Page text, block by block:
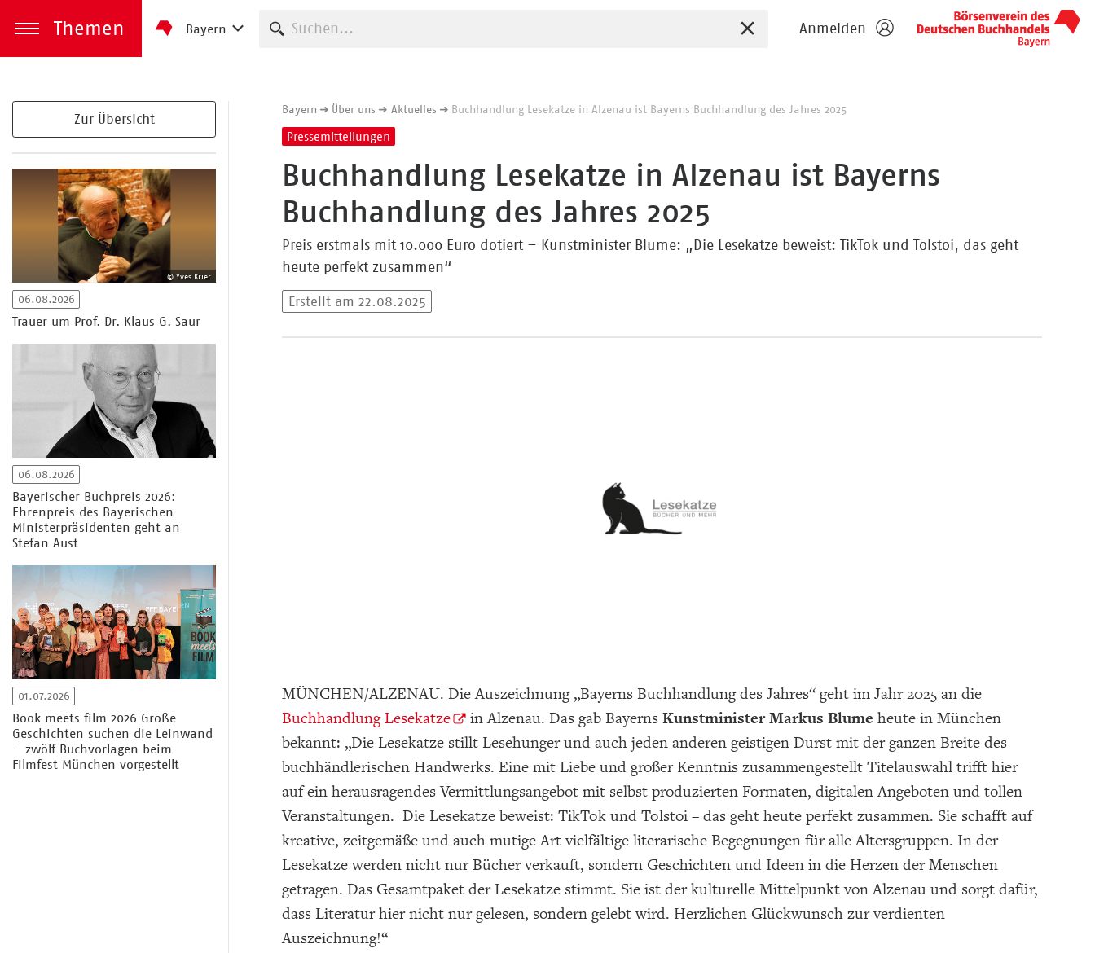
zum Inhalt springen
Themen
Menü öffnen
Bayern Suche starten Sucheingabe zurücksetzen
Anmelden
Bayern Über uns Aktuelles Buchhandlung Lesekatze in Alzenau ist Bayerns Buchhandlung des Jahres 2025
Pressemitteilungen
Buchhandlung Lesekatze in Alzenau ist Bayerns
Buchhandlung des Jahres 2025
Preis erstmals mit 10.000 Euro dotiert – Kunstminister Blume: „Die Lesekatze beweist: TikTok und Tolstoi, das geht
heute perfekt zusammen“
Erstellt am 22.08.2025
MÜNCHEN/ALZENAU. Die Auszeichnung „Bayerns Buchhandlung des Jahres“ geht im Jahr 2025 an die
Buchhandlung Lesekatze
in Alzenau. Das gab Bayerns Kunstminister Markus Blume heute in München
bekannt: „Die Lesekatze stillt Lesehunger und auch jeden anderen geistigen Durst mit der ganzen Breite des
buchhändlerischen Handwerks. Eine mit Liebe und großer Kenntnis zusammengestellt Titelauswahl trifft hier
auf ein herausragendes Vermittlungsangebot mit selbst produzierten Formaten, digitalen Angeboten und tollen
Veranstaltungen. Die Lesekatze beweist: TikTok und Tolstoi – das geht heute perfekt zusammen. Sie schafft auf
kreative, zeitgemäße und auch mutige Art vielfältige literarische Begegnungen für alle Altersgruppen. In der
Lesekatze werden nicht nur Bücher verkauft, sondern Geschichten und Ideen in die Herzen der Menschen
getragen. Das Gesamtpaket der Lesekatze stimmt. Sie ist der kulturelle Mittelpunkt von Alzenau und sorgt dafür,
dass Literatur hier nicht nur gelesen, sondern gelebt wird. Herzlichen Glückwunsch zur verdienten
Auszeichnung!“
Zur Übersicht
© Yves Krier
06.08.2026
Trauer um Prof. Dr. Klaus G. Saur
06.08.2026
Bayerischer Buchpreis 2026:
Ehrenpreis des Bayerischen
Ministerpräsidenten geht an
Stefan Aust
01.07.2026
Book meets film 2026 Große
Geschichten suchen die Leinwand
– zwölf Buchvorlagen beim
Filmfest München vorgestellt